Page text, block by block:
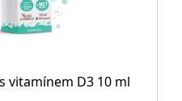
vitamínem D3 10 ml